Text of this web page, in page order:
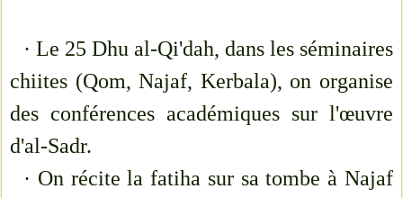
· Le 25 Dhu al-Qi'dah, dans les séminaires
chiites (Qom, Najaf, Kerbala), on organise
des conférences académiques sur l'œuvre
d'al-Sadr.
· On récite la fatiha sur sa tombe à Najaf